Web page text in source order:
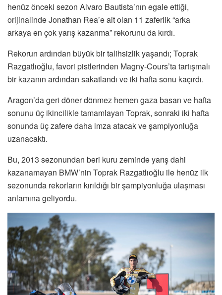
henüz önceki sezon Alvaro Bautista’nın egale ettiği,
orijinalinde Jonathan Rea’e ait olan 11 zaferlik “arka
arkaya en çok yarış kazanma” rekorunu da kırdı.
Rekorun ardından büyük bir talihsizlik yaşandı; Toprak
Razgatlıoğlu, favori pistlerinden Magny-Cours’ta tartışmalı
bir kazanın ardından sakatlandı ve iki hafta sonu kaçırdı.
Aragon’da geri döner dönmez hemen gaza basan ve hafta
sonunu üç ikincilikle tamamlayan Toprak, sonraki iki hafta
sonunda üç zafere daha imza atacak ve şampiyonluğa
uzanacaktı.
Bu, 2013 sezonundan beri kuru zeminde yarış dahi
kazanamayan BMW’nin Toprak Razgatlıoğlu ile henüz ilk
sezonunda rekorların kırıldığı bir şampiyonluğa ulaşması
anlamına geliyordu.